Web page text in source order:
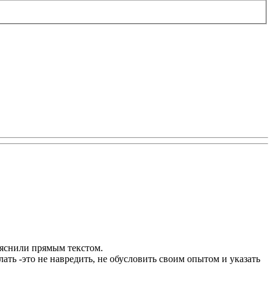
прямым текстом.
-это не навредить, не обусловить своим опытом и указать